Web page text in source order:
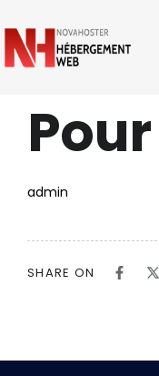
IN:
Author
admin
Published
on:
SHARE ON